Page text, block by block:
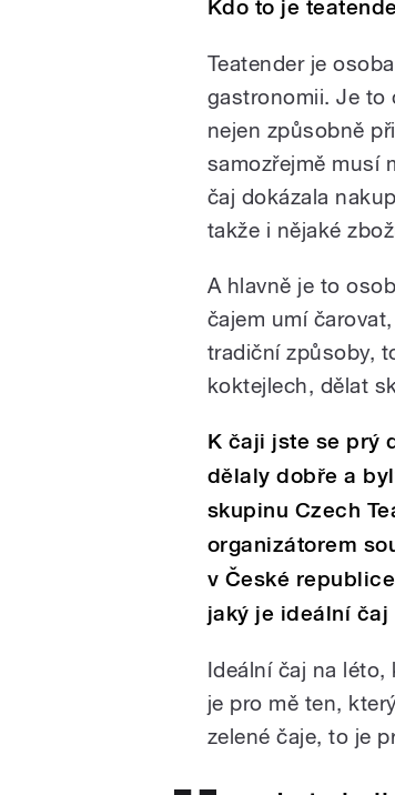
Kdo to je
Teatender je
gastronomii. Je to
nejen způsobně
samozřejmě musí
čaj dokázala
takže i nějaké
A hlavně je to
čajem umí
tradiční způsoby,
koktejlech, dělat
K čaji jste se prý
dělaly dobře a
skupinu Czech
organizátorem
v České
jaký je ideální čaj
Ideální čaj na
je pro mě ten,
zelené čaje, to je